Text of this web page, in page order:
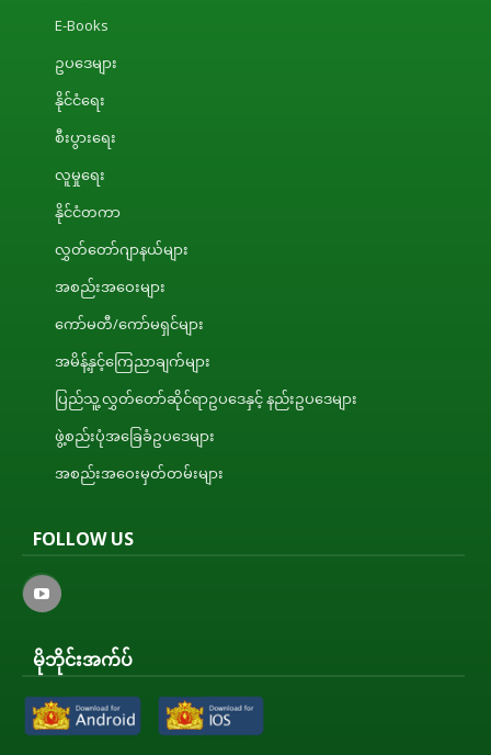
E-Books
ဥပဒေများ
နိုင်ငံရေး
စီးပွားရေး
လူမှုရေး
နိုင်ငံတကာ
လွှတ်တော်ဂျာနယ်များ
အစည်းအဝေးများ
ကော်မတီ/ကော်မရှင်များ
အမိန့်နှင့်ကြေညာချက်များ
ပြည်သူ့လွှတ်တော်ဆိုင်ရာဥပဒေနှင့် နည်းဥပဒေများ
ဖွဲ့စည်းပုံအခြေခံဥပဒေများ
အစည်းအဝေးမှတ်တမ်းများ
FOLLOW US
မိုဘိုင်းအက်ပ်